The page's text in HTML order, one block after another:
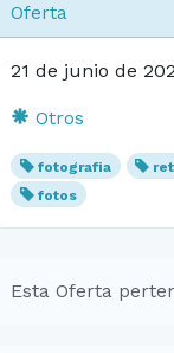
Oferta
21 de junio de
Otros
fotografia
fotos
Esta Oferta